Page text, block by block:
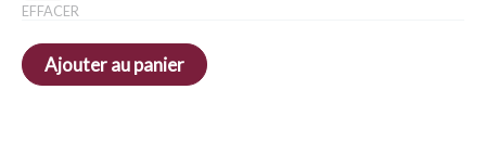
EFFACER
Ajouter au panier